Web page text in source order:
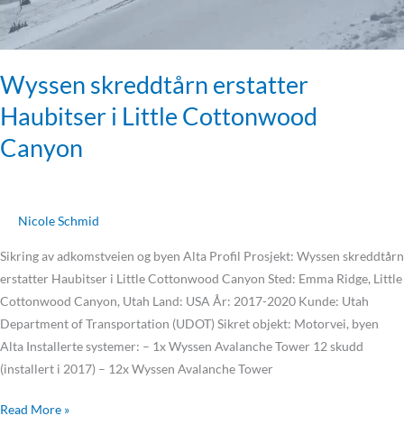
Wyssen skreddtårn erstatter
Haubitser i Little Cottonwood
Canyon
Nicole Schmid
Sikring av adkomstveien og byen Alta Profil Prosjekt: Wyssen skreddtårn
erstatter Haubitser i Little Cottonwood Canyon Sted: Emma Ridge, Little
Cottonwood Canyon, Utah Land: USA År: 2017-2020 Kunde: Utah
Department of Transportation (UDOT) Sikret objekt: Motorvei, byen
Alta Installerte systemer: – 1x Wyssen Avalanche Tower 12 skudd
(installert i 2017) – 12x Wyssen Avalanche Tower
Read More »